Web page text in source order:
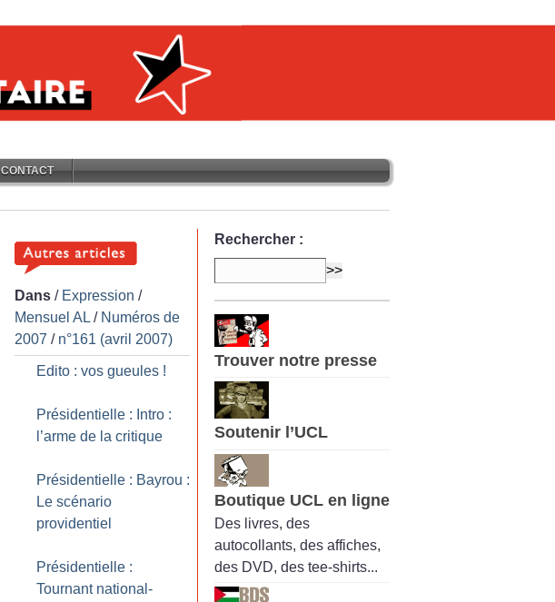
CONTACT
Dans / Expression /
Mensuel AL / Numéros de
2007 / n°161 (avril 2007)
Edito : vos gueules !
Présidentielle : Intro :
l’arme de la critique
Présidentielle : Bayrou :
Le scénario
providentiel
Présidentielle :
Tournant national-
Rechercher :
Trouver notre presse
Soutenir l’UCL
Boutique UCL en ligne
Des livres, des
autocollants, des affiches,
des DVD, des tee-shirts...